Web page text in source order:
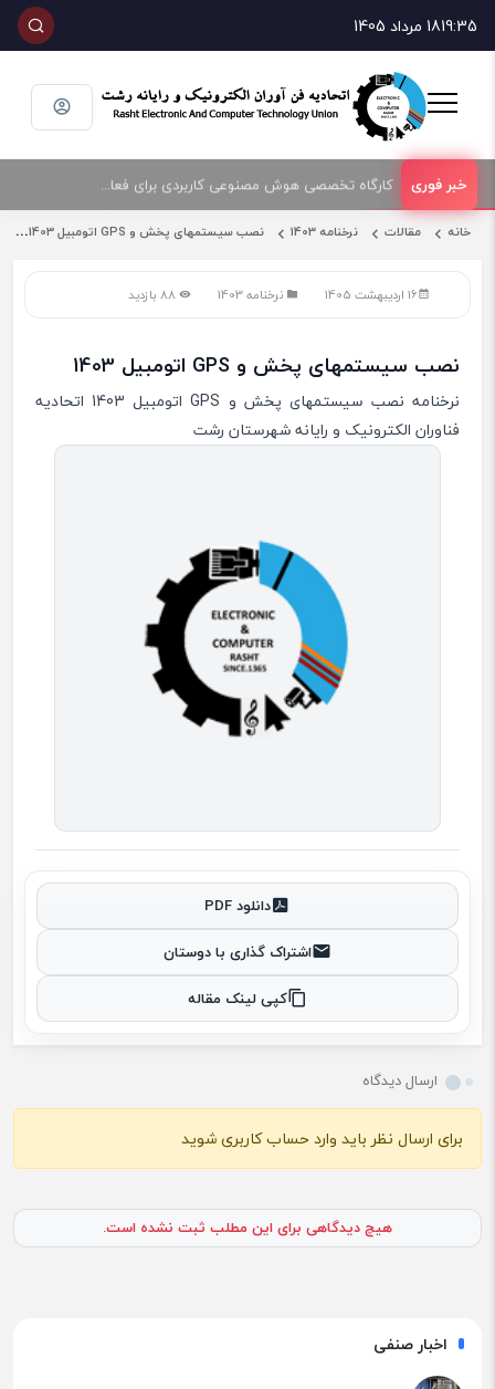
19:3518 مرداد 1405
کارگاه تخصصی هوش مصنوعی کاربردی برای فعالان حوزه فناوری و فروش تجهیزات الکترونیک و رایانه
خانه مقالات نرخنامه 1403 نصب سیستمهای پخش و GPS اتومبیل 1403
16 اردیبهشت 1405 نرخنامه 1403
نصب سیستمهای پخش و GPS اتومبیل 1403
نرخنامه نصب سیستمهای پخش و GPS اتومبیل 1403 اتحادیه
فناوران الکترونیک و رایانه شهرستان رشت
دانلود PDF
اشتراک گذاری با دوستان
کپی لینک مقاله
ارسال دیدگاه
برای ارسال نظر باید وارد حساب کاربری شوید
هیچ دیدگاهی برای این مطلب ثبت نشده است.
اخبار صنفی